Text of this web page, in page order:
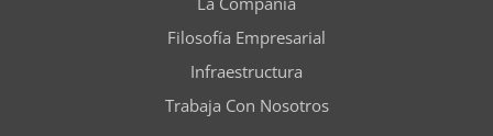
Filosofía Empresarial
Infraestructura
Trabaja Con Nosotros